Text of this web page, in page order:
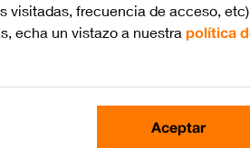
visitadas, frecuencia de acceso, etc)
echa un vistazo a nuestra política
Aceptar